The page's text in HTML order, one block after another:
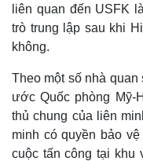
liên quan đến USFK
trò trung lập sau khi
không.
Theo một số nhà
ước Quốc phòng Mỹ-
thủ chung của liên
minh có quyền bảo
cuộc tấn công tại khu